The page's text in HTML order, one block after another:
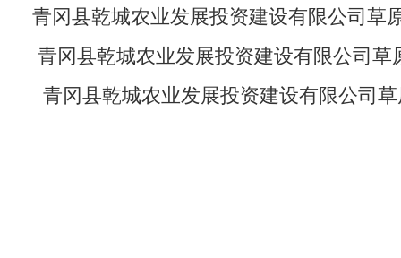
青冈县乾城农业发展投资建设有限公司草
青冈县乾城农业发展投资建设有限公司草
青冈县乾城农业发展投资建设有限公司